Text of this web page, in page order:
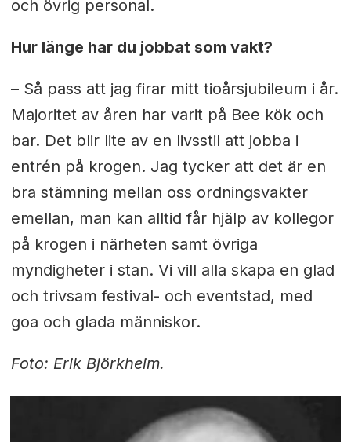
och övrig personal.
Hur länge har du jobbat som vakt?
– Så pass att jag firar mitt tioårsjubileum i år.
Majoritet av åren har varit på Bee kök och
bar. Det blir lite av en livsstil att jobba i
entrén på krogen. Jag tycker att det är en
bra stämning mellan oss ordningsvakter
emellan, man kan alltid får hjälp av kollegor
på krogen i närheten samt övriga
myndigheter i stan. Vi vill alla skapa en glad
och trivsam festival- och eventstad, med
goa och glada människor.
Foto: Erik Björkheim.